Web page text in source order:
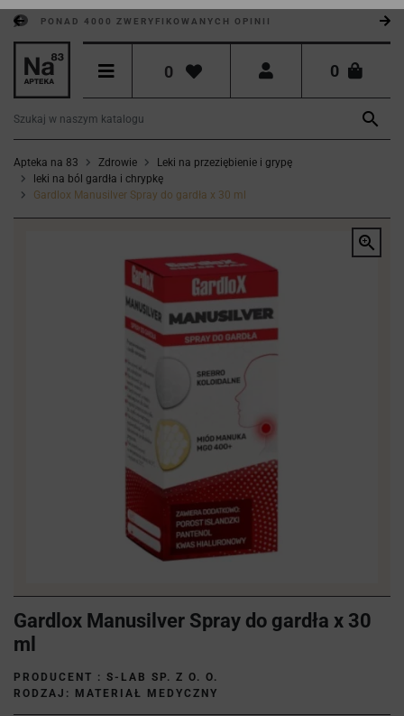
PONAD 4000 ZWERYFIKOWANYCH OPINII
0 0

Apteka na 83 Zdrowie
Leki na przeziębienie i grypę
leki na ból gardła i chrypkę
Gardlox Manusilver Spray do gardła x 30 ml

Gardlox Manusilver Spray do gardła x 30
ml
PRODUCENT : S-LAB SP. Z O. O.
RODZAJ: MATERIAŁ MEDYCZNY